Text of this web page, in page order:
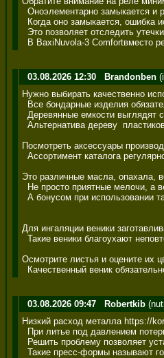
Оноэлементарно замыкается и
Когда оно замыкается, ошибка
Это позволяет отследить
В BaxiNuvola-3
03.08.2026 12:30 Brandonben
Нужно выбирать качественно
Все бондарные изделия
Деревянные емкости выглядят
Альтернатива дереву
Посмотреть аксессуары
Ассортимент каталога регулярно
Это различные масла, опахала,
Не просто приятные мелочи, а
А бонусом при использовании
Для ингаляции веники
Такие веники благоухают
Осмотрите листья и оцените их
Качественный веник обязательно
03.08.2026 09:47 Robertkib
Низкий расход металла https://
При литье под давлением
Решить проблему позволяет
Такие пресс-формы называют